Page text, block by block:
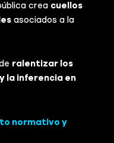
crea cuellos
asociados a la
ralentizar los
la inferencia en
normativo y